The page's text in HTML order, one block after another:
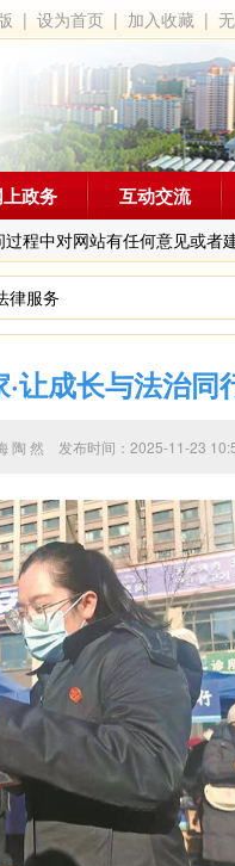
|设为首页 | 加入收藏 |
程中对网站有任何意见或者
政务 互动交流
律服务
让成长与法治同
陶 然 发布时间：2025-11-23